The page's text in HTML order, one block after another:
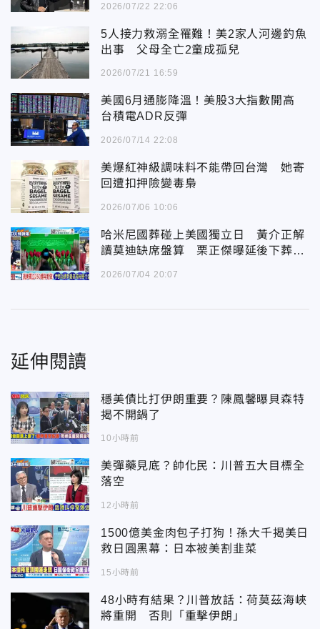
2026/07/22 22:06
5人接力救溺全罹難！美2家人河邊釣魚
出事 父母全亡2童成孤兒
2026/07/21 16:59
美國6月通膨降溫！美股3大指數開高
台積電ADR反彈
2026/07/14 22:08
美爆紅神級調味料不能帶回台灣 她寄
回遭扣押險變毒梟
2026/07/06 10:06
哈米尼國葬碰上美國獨立日 黃介正解
讀莫迪缺席盤算 栗正傑曝延後下葬三
2026/07/04 20:07
延伸閱讀
穩美債比打伊朗重要？陳鳳馨曝貝森特
揭不開鍋了
10小時前
美彈藥見底？帥化民：川普五大目標全
落空
12小時前
1500億美金肉包子打狗！孫大千揭美日
救日圓黑幕：日本被美割韭菜
15小時前
48小時有結果？川普放話：荷莫茲海峽
將重開 否則「重擊伊朗」